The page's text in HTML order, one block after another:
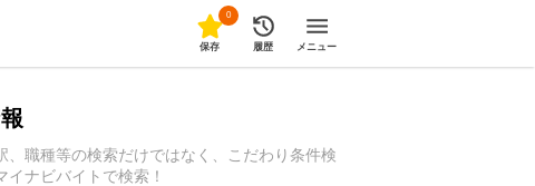
0
保存 履歴 メニュー
職種等の検索だけではなく、こだわり条件検
ナビバイトで検索！